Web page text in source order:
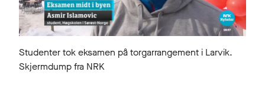
Studenter tok eksamen på torgarrangement i Larvik.
Skjermdump fra NRK